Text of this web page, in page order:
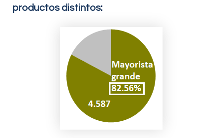
productos distintos: